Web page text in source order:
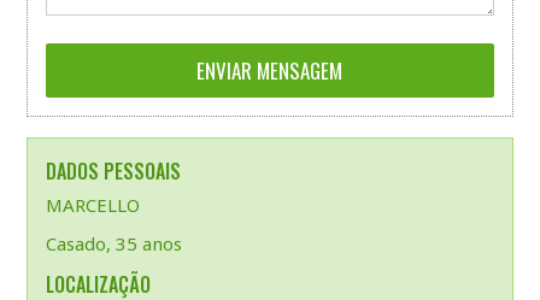
DADOS PESSOAIS
MARCELLO
Casado, 35 anos
LOCALIZAÇÃO